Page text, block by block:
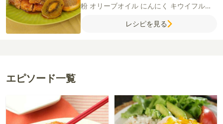
粉 オリーブオイル にんにく キウイフルー
トマトケチャップしょうゆ砂糖
レシピを見る
エピソード一覧